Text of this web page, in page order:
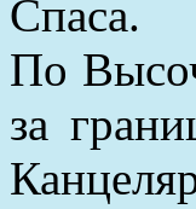
Спаса.
По
за